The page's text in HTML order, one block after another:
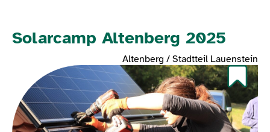
Solarcamp Altenberg 2025
Altenberg / Stadtteil Lauenstein